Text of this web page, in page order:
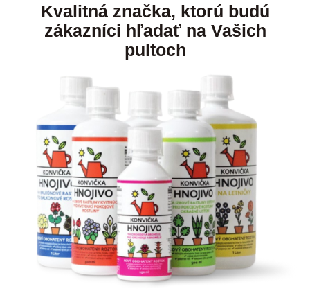
Kvalitná značka, ktorú budú
zákazníci hľadať na Vašich
pultoch